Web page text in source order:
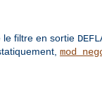
le filtre en sortie